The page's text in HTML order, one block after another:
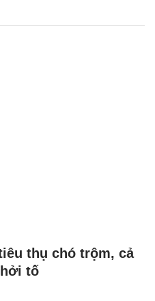
thụ chó trộm, cả
tố